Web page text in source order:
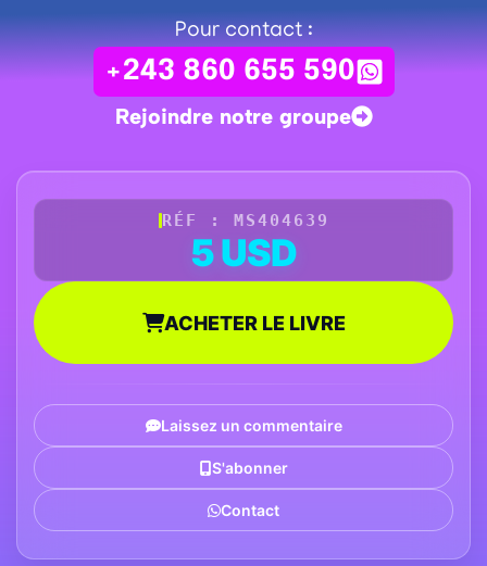
Pour contact :
+243 860 655 590
Rejoindre notre groupe
RÉF : MS404639
5 USD
ACHETER LE LIVRE
Laissez un commentaire
S'abonner
Contact